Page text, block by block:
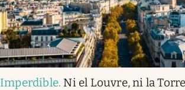
Imperdible. Ni el Louvre, ni la